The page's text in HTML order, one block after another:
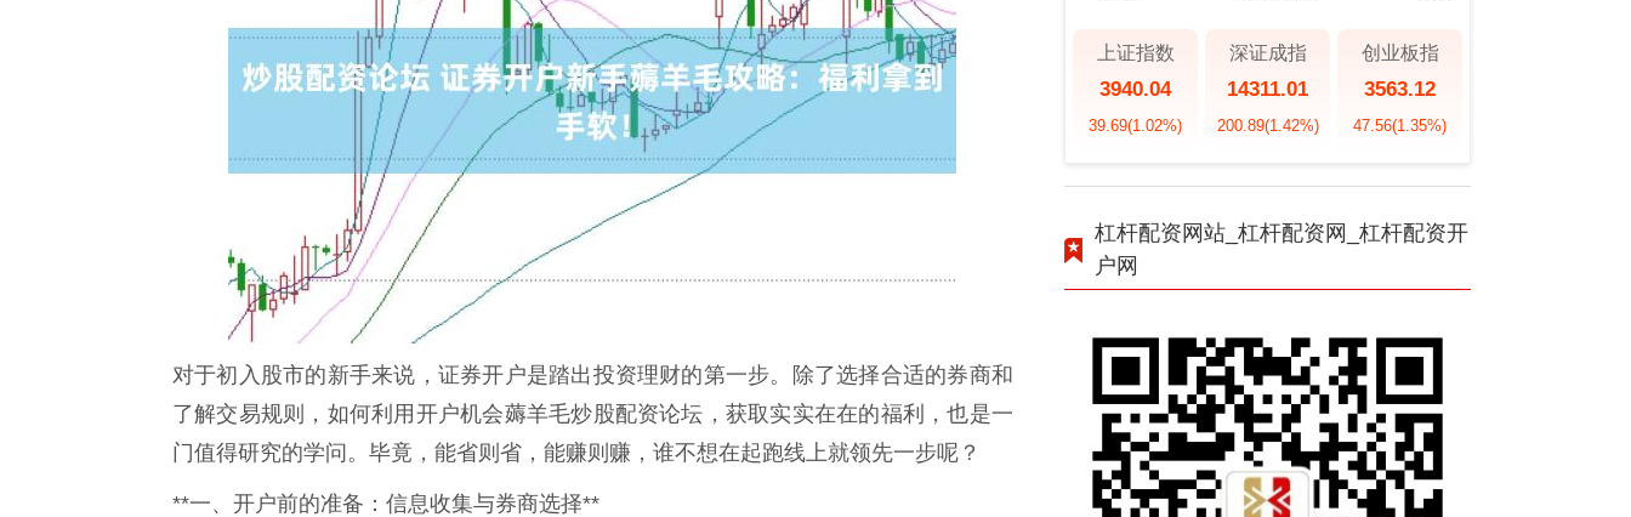
对于初入股市的新手来说，证券开户是踏出投资理财的第一步。除了选择合适的券商和
了解交易规则，如何利用开户机会薅羊毛炒股配资论坛，获取实实在在的福利，也是一
门值得研究的学问。毕竟，能省则省，能赚则赚，谁不想在起跑线上就领先一步呢？
**一、开户前的准备：信息收集与券商选择**
上证指数
3940.04
39.69(1.02%)
深证成指
14311.01
200.89(1.42%)
创业板指
3563.12
47.56(1.35%)
杠杆配资网站_杠杆配资网_杠杆配资开
户网